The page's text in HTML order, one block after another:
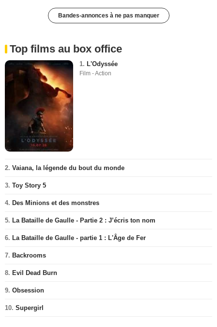
Bandes-annonces à ne pas manquer
Top films au box office
1. L'Odyssée
Film - Action
2. Vaiana, la légende du bout du monde
3. Toy Story 5
4. Des Minions et des monstres
5. La Bataille de Gaulle - Partie 2 : J’écris ton nom
6. La Bataille de Gaulle - partie 1 : L'Âge de Fer
7. Backrooms
8. Evil Dead Burn
9. Obsession
10. Supergirl